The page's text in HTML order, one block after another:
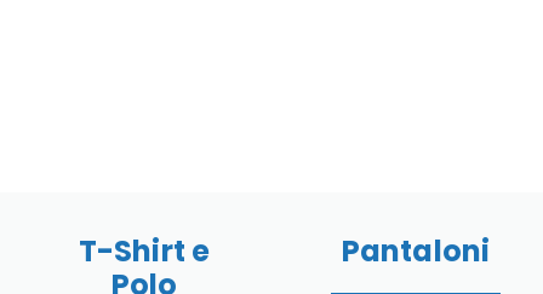
T-Shirt e
Polo
Pantaloni